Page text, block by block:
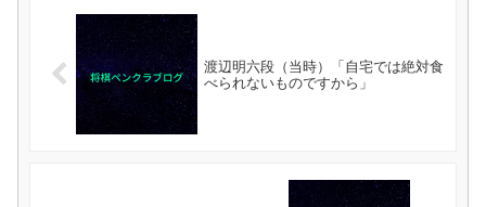
渡辺明六段（当時）「自宅では絶対食
べられないものですから」